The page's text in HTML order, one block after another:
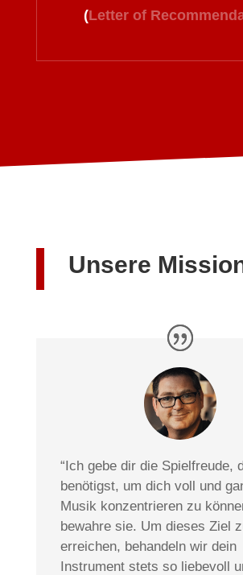
(Letter of
Unsere
“Ich gebe dir die Spielfreude,
benötigst, um dich voll und
Musik konzentrieren zu
bewahre sie. Um dieses Ziel
erreichen, behandeln wir dein
Instrument stets so liebevoll